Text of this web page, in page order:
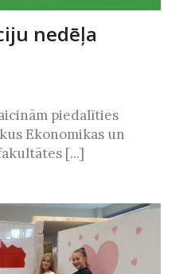
nedēļa
piedalīties
Ekonomikas un
[...]